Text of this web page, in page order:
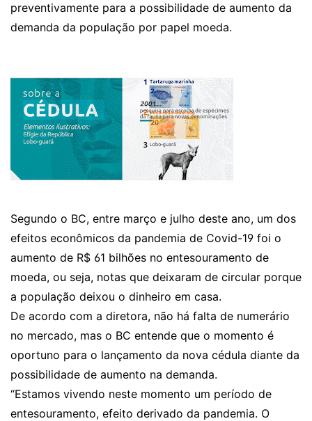
preventivamente para a possibilidade de aumento da
demanda da população por papel moeda.
Segundo o BC, entre março e julho deste ano, um dos
efeitos econômicos da pandemia de Covid-19 foi o
aumento de R$ 61 bilhões no entesouramento de
moeda, ou seja, notas que deixaram de circular porque
a população deixou o dinheiro em casa.
De acordo com a diretora, não há falta de numerário
no mercado, mas o BC entende que o momento é
oportuno para o lançamento da nova cédula diante da
possibilidade de aumento na demanda.
“Estamos vivendo neste momento um período de
entesouramento, efeito derivado da pandemia. O